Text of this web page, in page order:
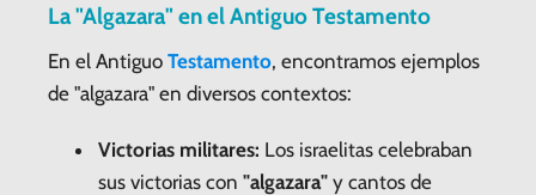
La "Algazara" en el Antiguo Testamento
En el Antiguo Testamento, encontramos ejemplos
de "algazara" en diversos contextos:
Victorias militares: Los israelitas celebraban
sus victorias con "algazara" y cantos de